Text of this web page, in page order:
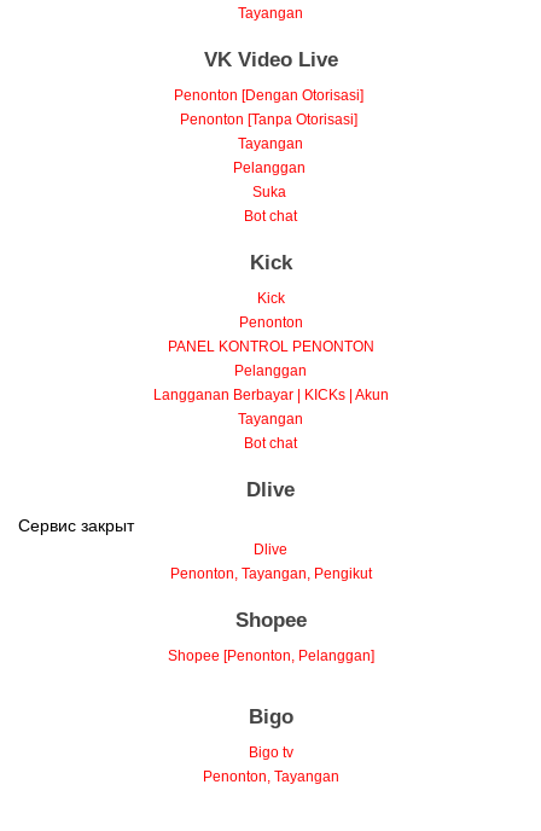
Tayangan
VK Video Live
Penonton [Dengan Otorisasi]
Penonton [Tanpa Otorisasi]
Tayangan
Pelanggan
Suka
Bot chat
Kick
Kick
Penonton
PANEL KONTROL PENONTON
Pelanggan
Langganan Berbayar | KICKs | Akun
Tayangan
Bot chat
Dlive
Сервис закрыт
Dlive
Penonton, Tayangan, Pengikut
Shopee
Shopee [Penonton, Pelanggan]
Bigo
Bigo tv
Penonton, Tayangan